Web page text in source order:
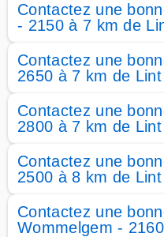
Contactez une
- 2150 à 7 km de
Contactez une
2650 à 7 km de Lint
Contactez une
2800 à 7 km de Lint
Contactez une
2500 à 8 km de Lint
Contactez une
Wommelgem -